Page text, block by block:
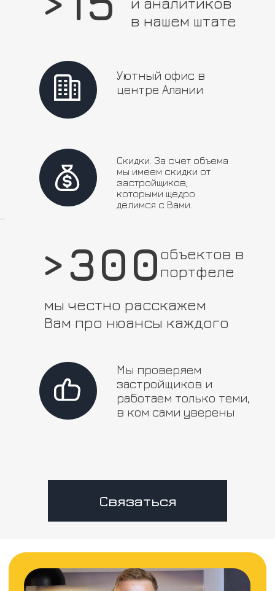
в нашем штате
>300объектов в
портфеле
мы честно расскажем
Вам про нюансы каждого
Связаться
Уютный офис в
центре Алании
Мы проверяем
застройщиков и
работаем только теми,
в ком сами уверены
Скидки. За счет объема
мы имеем скидки от
застройщиков,
которыми щедро
делимся с Вами.